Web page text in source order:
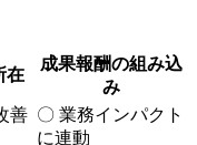
在
成果報酬の​組み込
み
善 〇 業務インパクト
に​連動